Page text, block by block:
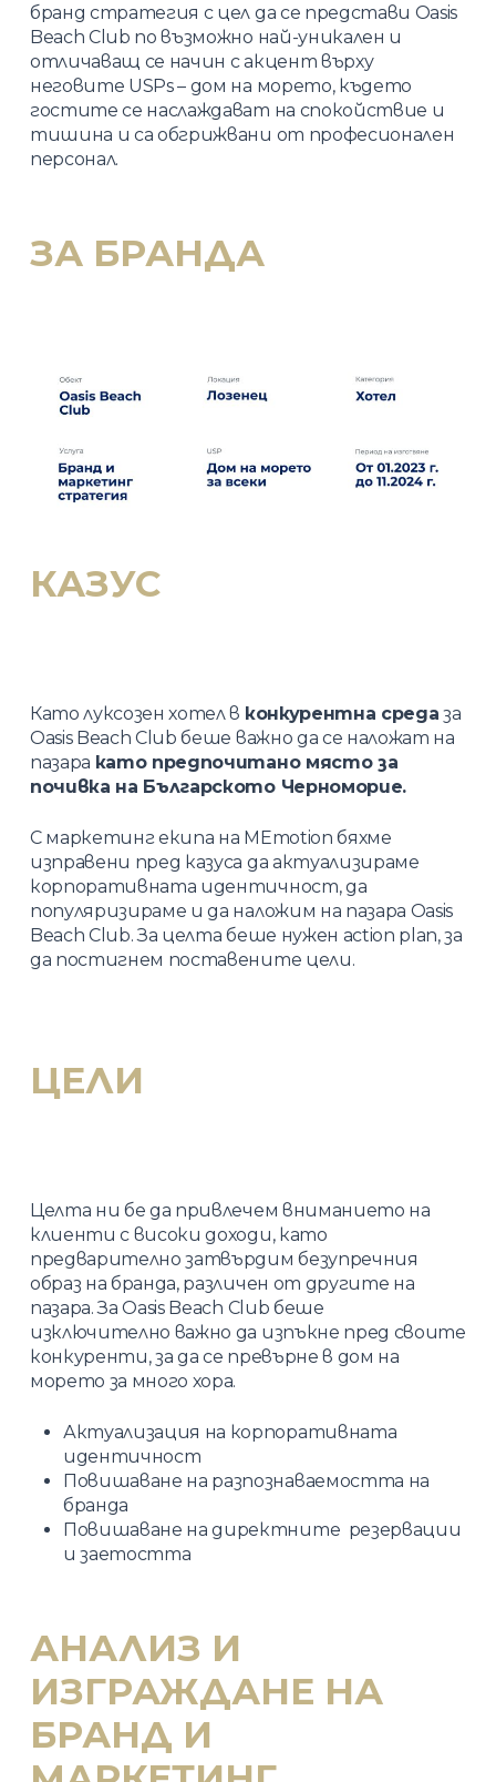
бранд стратегия с цел да се представи Oasis
Beach Club по възможно най-уникален и
отличаващ се начин с акцент върху
неговите USPs – дом на морето, където
гостите се наслаждават на спокойствие и
тишина и са обгрижвани от професионален
персонал.
ЗА БРАНДА
КАЗУС
Като луксозен хотел в конкурентна среда за
Oasis Beach Club беше важно да се наложат на
пазара като предпочитано място за
почивка на Българското Черноморие.
С маркетинг екипа на MEmotion бяхме
изправени пред казуса да актуализираме
корпоративната идентичност, да
популяризираме и да наложим на пазара Oasis
Beach Club. За целта беше нужен action plan, за
да постигнем поставените цели.
ЦЕЛИ
Целта ни бе да привлечем вниманието на
клиенти с високи доходи, като
предварително затвърдим безупречния
образ на бранда, различен от другите на
пазара. За Oasis Beach Club беше
изключително важно да изпъкне пред своите
конкуренти, за да се превърне в дом на
морето за много хора.
Актуализация на корпоративната
идентичност
Повишаване на разпознаваемостта на
бранда
Повишаване на директните резервации
и заетостта
АНАЛИЗ И
ИЗГРАЖДАНЕ НА
БРАНД И